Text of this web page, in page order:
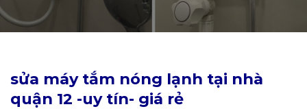
sửa máy tắm nóng lạnh tại nhà
quận 12 -uy tín- giá rẻ